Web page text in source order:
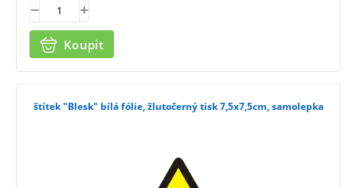
Koupit
štítek "Blesk" bílá fólie, žlutočerný tisk 7,5x7,5cm, samolepka